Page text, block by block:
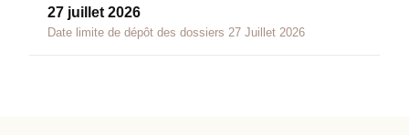
27 juillet 2026
Date limite de dépôt des dossiers 27 Juillet 2026